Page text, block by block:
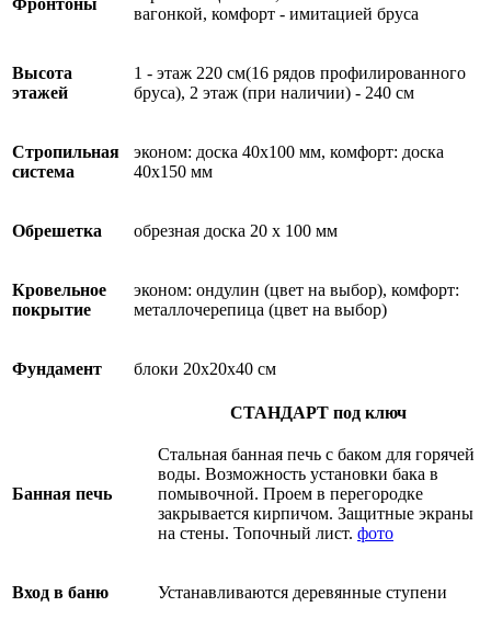
Фронтоны
вагонкой, комфорт - имитацией бруса
Высота
этажей
1 - этаж 220 см(16 рядов профилированного
бруса), 2 этаж (при наличии) - 240 см
Стропильная
система
эконом: доска 40х100 мм, комфорт: доска
40х150 мм
Обрешетка обрезная доска 20 х 100 мм
Кровельное
покрытие
эконом: ондулин (цвет на выбор), комфорт:
металлочерепица (цвет на выбор)
Фундамент блоки 20х20х40 см
СТАНДАРТ под ключ
Банная печь
Стальная банная печь с баком для горячей
воды. Возможность установки бака в
помывочной. Проем в перегородке
закрывается кирпичом. Защитные экраны
на стены. Топочный лист. фото
Вход в баню Устанавливаются деревянные ступени